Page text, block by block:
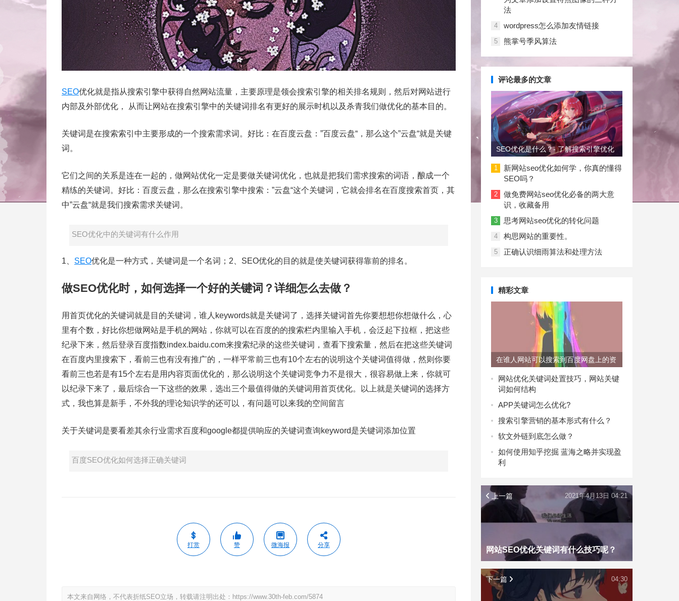
SEO优化就是指从搜索引擎中获得自然网站流量，主要原理是领会搜索引擎的相关排名规则，然后对网站进行
内部及外部优化， 从而让网站在搜索引擎中的关键词排名有更好的展示时机以及杀青我们做优化的基本目的。
关键词是在搜索索引中主要形成的一个搜索需求词。好比：在百度云盘：”百度云盘“，那么这个”云盘“就是关键
词。
它们之间的关系是连在一起的，做网站优化一定是要做关键词优化，也就是把我们需求搜索的词语，酿成一个
精练的关键词。好比：百度云盘，那么在搜索引擎中搜索：”云盘“这个关键词，它就会排名在百度搜索首页，其
中”云盘“就是我们搜索需求关键词。
SEO优化中的关键词有什么作用
1、 SEO优化是一种方式，关键词是一个名词；2、SEO优化的目的就是使关键词获得靠前的排名。
做SEO优化时，如何选择一个好的关键词？详细怎么去做？
用首页优化的关键词就是目的关键词，谁人keywords就是关键词了，选择关键词首先你要想想你想做什么，心
里有个数，好比你想做网站是手机的网站，你就可以在百度的的搜索栏内里输入手机，会泛起下拉框，把这些
纪录下来，然后登录百度指数index.baidu.com来搜索纪录的这些关键词，查看下搜索量，然后在把这些关键词
在百度内里搜索下，看前三也有没有推广的，一样平常前三也有10个左右的说明这个关键词值得做，然则你要
看前三也若是有15个左右是用内容页面优化的，那么说明这个关键词竞争力不是很大，很容易做上来，你就可
以纪录下来了，最后综合一下这些的效果，选出三个最值得做的关键词用首页优化。以上就是关键词的选择方
式，我也算是新手，不外我的理论知识学的还可以，有问题可以来我的空间留言
关于关键词是要看差其余行业需求百度和google都提供响应的关键词查询keyword是关键词添加位置
百度SEO优化如何选择正确关键词
打赏 赞 微海报 分享
本文来自网络，不代表折纸SEO立场，转载请注明出处： https://www.30th-feb.com/5874
法
4 wordpress怎么添加友情链接
5 熊掌号季风算法
评论最多的文章
SEO优化是什么？- 了解搜索引擎优化
1
新网站seo优化如何学，你真的懂得
SEO吗？
2
做免费网站seo优化必备的两大意
识，收藏备用
3 思考网站seo优化的转化问题
4 构思网站的重要性。
5 正确认识细雨算法和处理方法
精彩文章
在谁人网站可以搜索到百度网盘上的资
源？
网站优化关键词处置技巧，网站关键
词如何结构
APP关键词怎么优化?
搜索引擎营销的基本形式有什么？
软文外链到底怎么做？
如何使用知乎挖掘 蓝海之略并实现盈
利
上一篇
网站SEO优化关键词有什么技巧呢？
2021年4月13日 04:21
下一篇 04:30